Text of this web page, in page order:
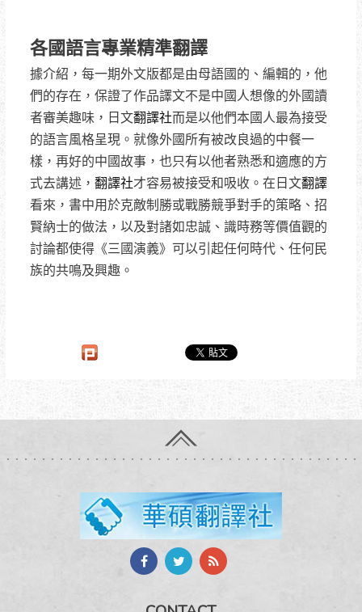
各國語言專業精準翻譯
據介紹，每一期外文版都是由母語國的、編輯的，他
們的存在，保證了作品譯文不是中國人想像的外國讀
者審美趣味，日文翻譯社而是以他們本國人最為接受
的語言風格呈現。就像外國所有被改良過的中餐一
樣，再好的中國故事，也只有以他者熟悉和適應的方
式去講述，翻譯社才容易被接受和吸收。在日文翻譯
看來，書中用於克敵制勝或戰勝競爭對手的策略、招
賢納士的做法，以及對諸如忠誠、識時務等價值觀的
討論都使得《三國演義》可以引起任何時代、任何民
族的共鳴及興趣。